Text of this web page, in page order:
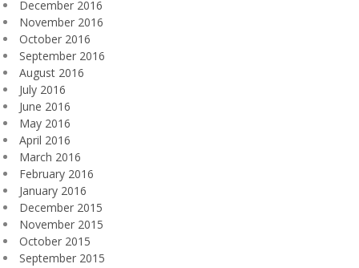
December 2016
November 2016
October 2016
September 2016
August 2016
July 2016
June 2016
May 2016
April 2016
March 2016
February 2016
January 2016
December 2015
November 2015
October 2015
September 2015